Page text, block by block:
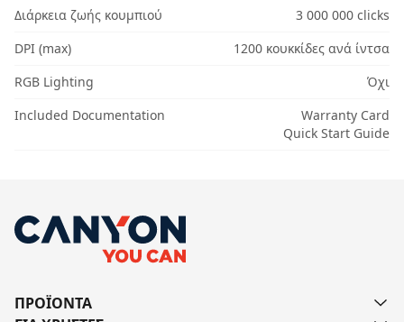
Διάρκεια ζωής κουμπιού
3 000 000 clicks
DPI (max)
1200 κουκκίδες ανά ίντσα
RGB Lighting
Όχι
Included Documentation
Warranty Card
Quick Start Guide
ΠΡΟΪΟΝΤΑ